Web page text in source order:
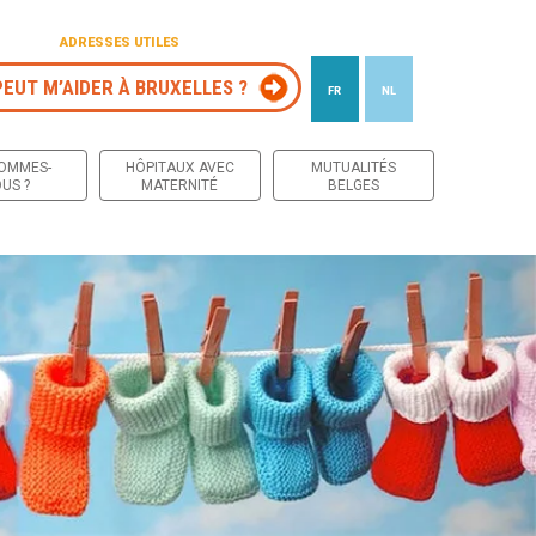
ADRESSES UTILES
M’AIDER À BRUXELLES ? FR NL
?
HÔPITAUX AVEC
MATERNITÉ
MUTUALITÉS
BELGES